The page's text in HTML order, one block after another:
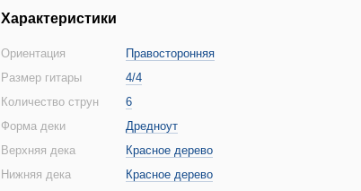
Характеристики
Ориентация
Правосторонняя
Размер гитары
4/4
Количество струн
6
Форма деки
Дредноут
Верхняя дека
Красное дерево
Нижняя дека
Красное дерево